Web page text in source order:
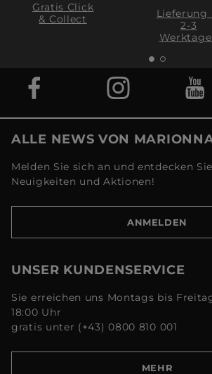
Gratis Click
& Collect
Lieferung
2-3
ALLE NEWS VON
Melden Sie sich an und entdecken
Neuigkeiten und Aktionen!
ANMELDEN
UNSER KUNDENSERVICE
Sie erreichen uns Montags bis
18:00 Uhr
gratis unter (+43) 0800 810 001
MEHR